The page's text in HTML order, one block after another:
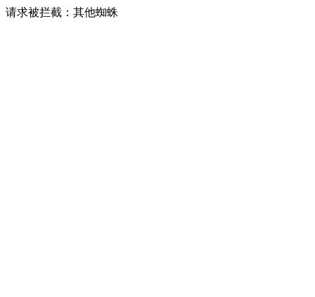
请求被拦截：其他蜘蛛